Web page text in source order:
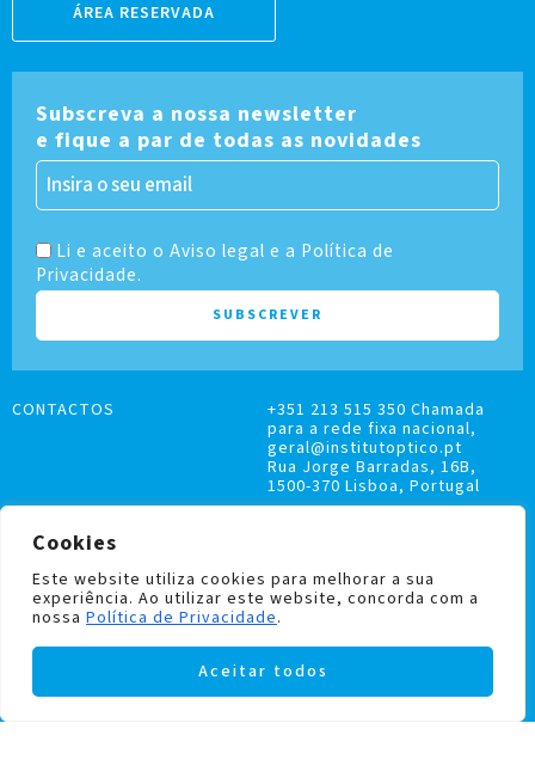
Cookies
Este website utiliza cookies para melhorar a sua
experiência. Ao utilizar este website, concorda com a
nossa Política de Privacidade.
Aceitar todos
ÁREA RESERVADA
Subscreva a nossa newsletter
e fique a par de todas as novidades
Li e aceito o Aviso legal e a Política de
Privacidade.
LIVRO DE RECLAMAÇÕES
POLÍTICA DE PRIVACIDADE E COOKIES
CONTACTOS
+351 213 515 350 Chamada
para a rede fixa nacional,
geral@institutoptico.pt
Rua Jorge Barradas, 16B,
1500-370 Lisboa, Portugal